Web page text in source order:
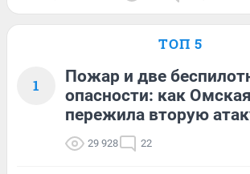
ТОП 5
1
Пожар и две
опасности: как
пережила вторую
29 928 22